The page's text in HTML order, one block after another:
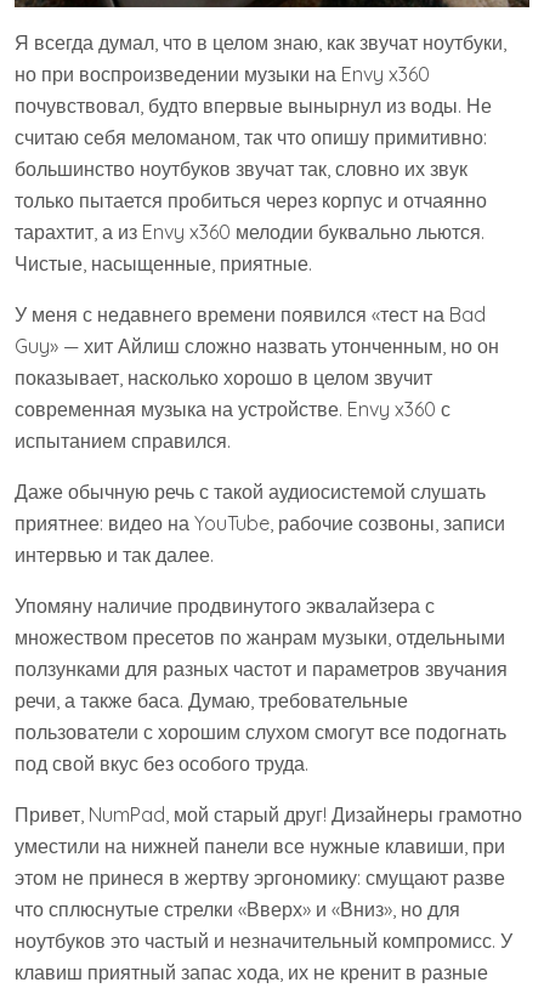
Я всегда думал, что в целом знаю, как звучат ноутбуки,
но при воспроизведении музыки на Envy x360
почувствовал, будто впервые вынырнул из воды. Не
считаю себя меломаном, так что опишу примитивно:
большинство ноутбуков звучат так, словно их звук
только пытается пробиться через корпус и отчаянно
тарахтит, а из Envy x360 мелодии буквально льются.
Чистые, насыщенные, приятные.
У меня с недавнего времени появился «тест на Bad
Guy» — хит Айлиш сложно назвать утонченным, но он
показывает, насколько хорошо в целом звучит
современная музыка на устройстве. Envy x360 с
испытанием справился.
Даже обычную речь с такой аудиосистемой слушать
приятнее: видео на YouTube, рабочие созвоны, записи
интервью и так далее.
Упомяну наличие продвинутого эквалайзера с
множеством пресетов по жанрам музыки, отдельными
ползунками для разных частот и параметров звучания
речи, а также баса. Думаю, требовательные
пользователи с хорошим слухом смогут все подогнать
под свой вкус без особого труда.
Привет, NumPad, мой старый друг! Дизайнеры грамотно
уместили на нижней панели все нужные клавиши, при
этом не принеся в жертву эргономику: смущают разве
что сплюснутые стрелки «Вверх» и «Вниз», но для
ноутбуков это частый и незначительный компромисс. У
клавиш приятный запас хода, их не кренит в разные